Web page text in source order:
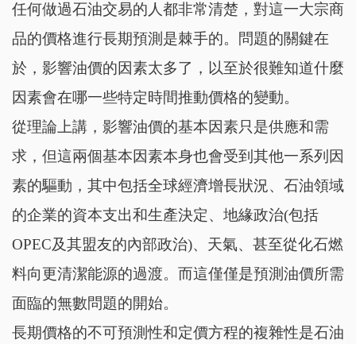
任何做過石油交易的人都非常清楚，對這一大宗商
品的價格進行長期預測是棘手的。問題的關鍵在
於，影響油價的因素太多了，以至於很難知道什麼
因素會在哪一些特定時間推動價格的變動。
從理論上講，影響油價的基本因素只是供應和需
求，但這兩個基本因素本身也會受到其他一系列因
素的驅動，其中包括全球經濟增長狀況、石油領域
的企業的資本支出和生產決定、地緣政治(包括
OPEC及其盟友的內部政治)、天氣、甚至從化石燃
料向更清潔能源的過渡。而這僅僅是預測油價所需
面臨的無數問題的開始。
長期價格的不可預測性和定價方程的複雜性是石油